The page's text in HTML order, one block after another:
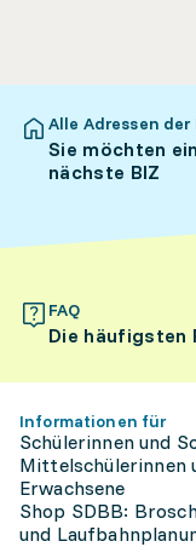
Alle Adressen der
Sie möchten
nächste BIZ
FAQ
Die häufigsten
Informationen für
Schülerinnen und
Mittelschülerinnen
Erwachsene
Shop SDBB:
und